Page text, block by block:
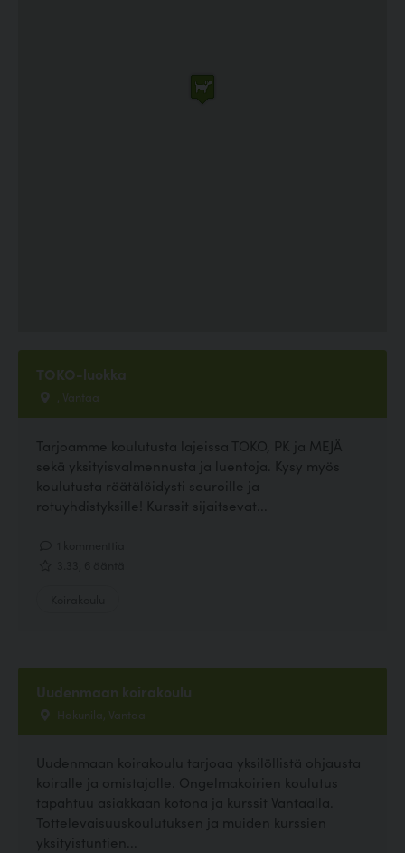
TOKO-luokka
, Vantaa
Tarjoamme koulutusta lajeissa TOKO, PK ja MEJÄ
sekä yksityisvalmennusta ja luentoja. Kysy myös
koulutusta räätälöidysti seuroille ja
rotuyhdistyksille! Kurssit sijaitsevat...
Uudenmaan koirakoulu
Hakunila, Vantaa
Uudenmaan koirakoulu tarjoaa yksilöllistä ohjausta
koiralle ja omistajalle. Ongelmakoirien koulutus
tapahtuu asiakkaan kotona ja kurssit Vantaalla.
Tottelevaisuuskoulutuksen ja muiden kurssien
yksityistuntien...